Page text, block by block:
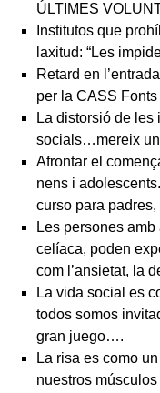
ÚLTIMES
Institutos que
laxitud: “Les
Retard en
per la CASS Fonts
La distorsió de les
socials…mereix
Afrontar el
nens i
curso para
Les persones
celíaca, poden
com l’ansietat, la
La vida social es
todos somos
gran juego….
La risa es como
nuestros